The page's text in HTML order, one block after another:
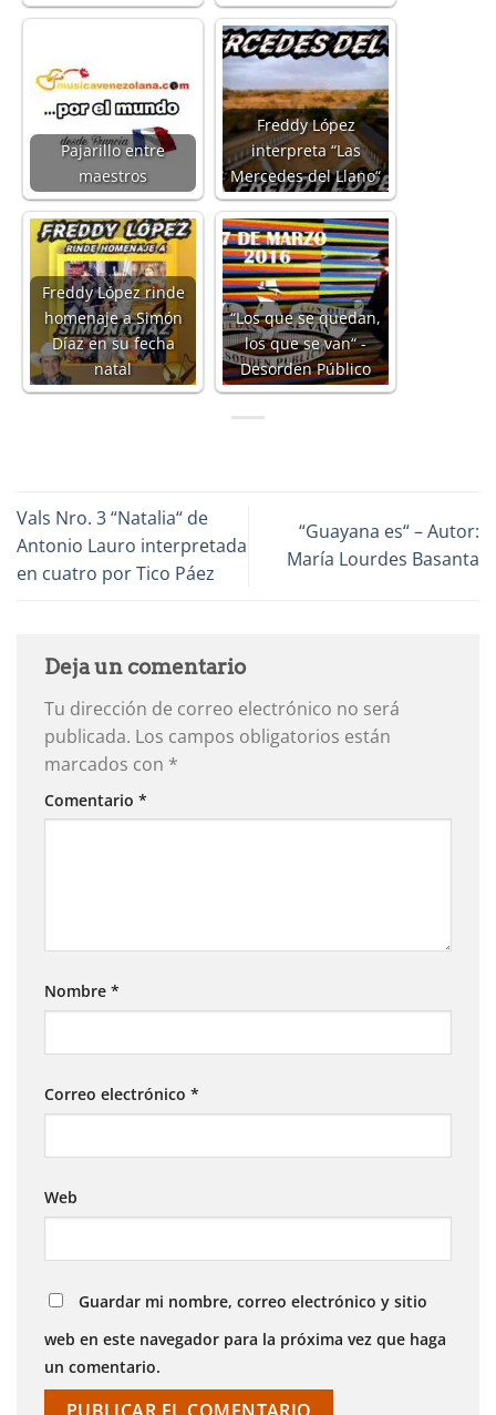
Pajarillo entre
maestros
Freddy López
interpreta “Las
Mercedes del Llano“
Freddy López rinde
homenaje a Simón
Díaz en su fecha
natal
“Los que se quedan,
los que se van“ -
Desorden Público
Vals Nro. 3 “Natalia“ de
Antonio Lauro interpretada
en cuatro por Tico Páez
“Guayana es“ – Autor:
María Lourdes Basanta
Deja un comentario
Tu dirección de correo electrónico no será
publicada. Los campos obligatorios están
marcados con *
Comentario *
Nombre *
Correo electrónico *
Web
Guardar mi nombre, correo electrónico y sitio
web en este navegador para la próxima vez que haga
un comentario.